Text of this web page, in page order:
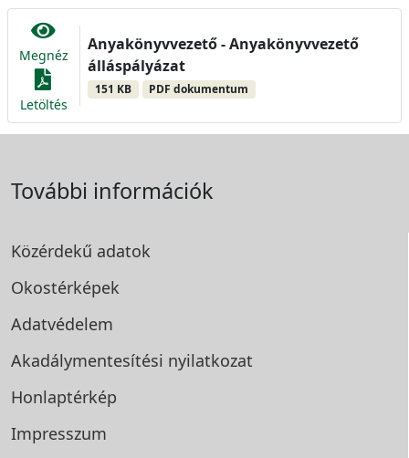
Megnéz
Letöltés
Anyakönyvvezető - Anyakönyvvezető
álláspályázat
151 KB PDF dokumentum
További információk
Közérdekű adatok
Okostérképek
Adatvédelem
Akadálymentesítési nyilatkozat
Honlaptérkép
Impresszum